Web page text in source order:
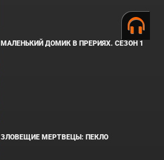
МАЛЕНЬКИЙ ДОМИК В ПРЕРИЯХ. СЕЗОН 1
ЗЛОВЕЩИЕ МЕРТВЕЦЫ: ПЕКЛО